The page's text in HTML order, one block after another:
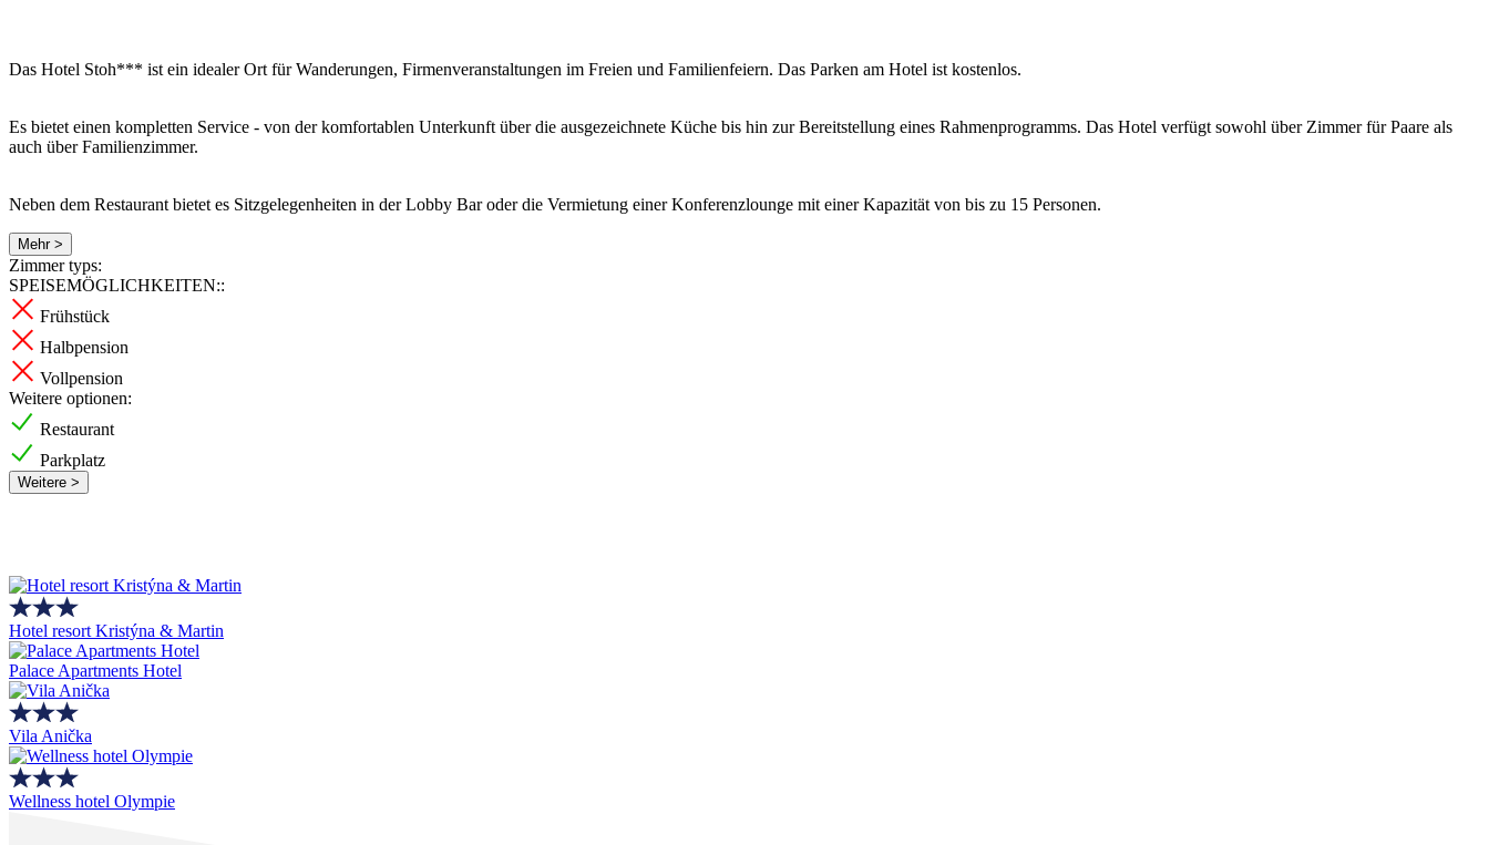
Das Hotel Stoh*** ist ein idealer Ort für Wanderungen, Firmenveranstaltungen im Freien und Familienfeiern. Das Parken am Hotel ist kostenlos.
Es bietet einen kompletten Service - von der komfortablen Unterkunft über die ausgezeichnete Küche bis hin zur Bereitstellung eines Rahmenprogramms. Das Hotel verfügt sowohl über Zimmer für Paare als
auch über Familienzimmer.
Neben dem Restaurant bietet es Sitzgelegenheiten in der Lobby Bar oder die Vermietung einer Konferenzlounge mit einer Kapazität von bis zu 15 Personen.
Mehr >
Zimmer typs:
SPEISEMÖGLICHKEITEN::
Frühstück
Halbpension
Vollpension
Weitere optionen:
Restaurant
Parkplatz
Weitere >
Hotel resort Kristýna & Martin
Palace Apartments Hotel
Vila Anička
Wellness hotel Olympie